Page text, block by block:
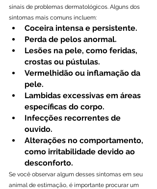
sinais de problemas dermatológicos. Alguns dos
sintomas mais comuns incluem:
Coceira intensa e persistente.
Perda de pelos anormal.
Lesões na pele, como feridas,
crostas ou pústulas.
Vermelhidão ou inflamação da
pele.
Lambidas excessivas em áreas
específicas do corpo.
Infecções recorrentes de
ouvido.
Alterações no comportamento,
como irritabilidade devido ao
desconforto.
Se você observar algum desses sintomas em seu
animal de estimação, é importante procurar um